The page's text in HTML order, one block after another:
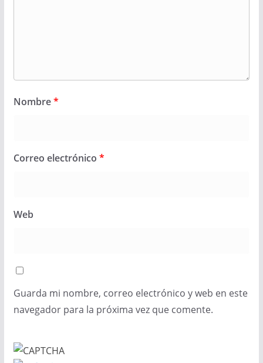
Nombre*
Correo electrónico *
Web
Guarda mi nombre, correo electrónico y web en este
navegador para la próxima vez que comente.